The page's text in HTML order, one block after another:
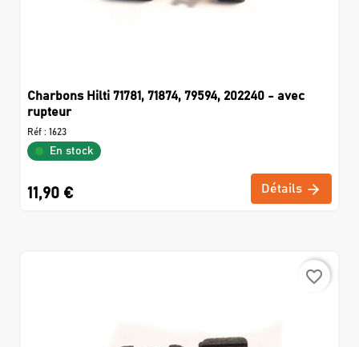
Charbons Hilti 71781, 71874, 79594, 202240 - avec
rupteur
Réf : 1623
En stock
11,90 € Détails
favorite_border